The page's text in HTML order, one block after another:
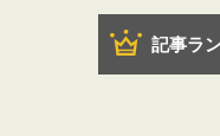
記事ラ